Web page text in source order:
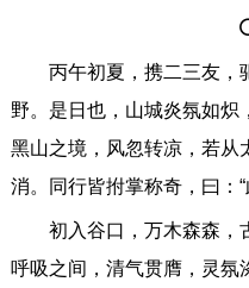
丙午初夏，携二三友，
野。是日也，山城炎氛如炽
黑山之境，风忽转凉，若从
消。同行皆拊掌称奇，曰：
初入谷口，万木森森，
呼吸之间，清气贯膺，灵氛